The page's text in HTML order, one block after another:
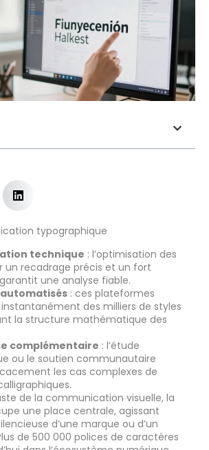
typographique
technique : l’optimisation des
un recadrage précis et un fort
une analyse fiable.
: ces plateformes
des milliers de styles
la structure mathématique des
complémentaire : l’étude
ou le soutien communautaire
les cas complexes de
de la communication visuelle, la
une place centrale, agissant
d’une marque ou d’un
de 500 000 polices de caractères